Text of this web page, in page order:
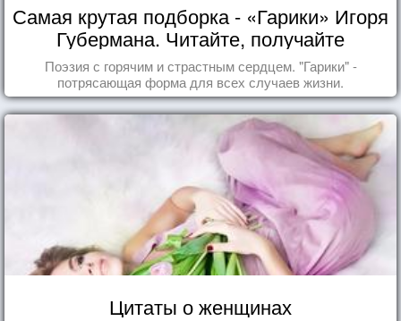
Самая крутая подборка - «Гарики» Игоря
Губермана. Читайте, получайте
удовольствие!
Поэзия с горячим и страстным сердцем. "Гарики" -
потрясающая форма для всех случаев жизни.
Цитаты о женщинах